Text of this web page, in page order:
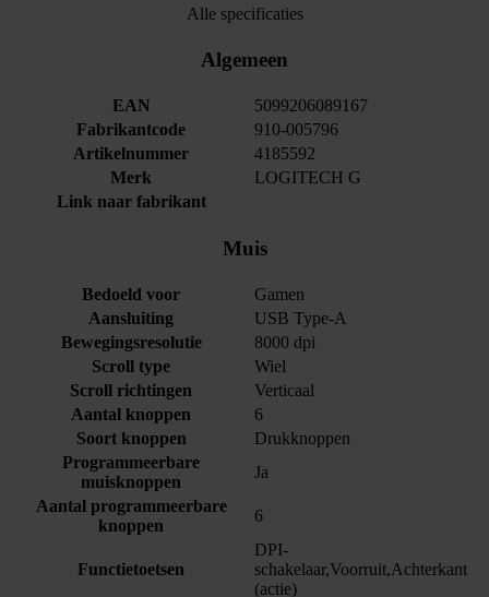
Alle specificaties
Algemeen
EAN
5099206089167
Fabrikantcode
910-005796
Artikelnummer
4185592
Merk
LOGITECH G
Link naar fabrikant
Muis
Bedoeld voor
Gamen
Aansluiting
USB Type-A
Bewegingsresolutie
8000 dpi
Scroll type
Wiel
Scroll richtingen
Verticaal
Aantal knoppen
6
Soort knoppen
Drukknoppen
Programmeerbare
muisknoppen
Ja
Aantal programmeerbare
knoppen
6
Functietoetsen
DPI-
schakelaar,Voorruit,Achterkant
(actie)